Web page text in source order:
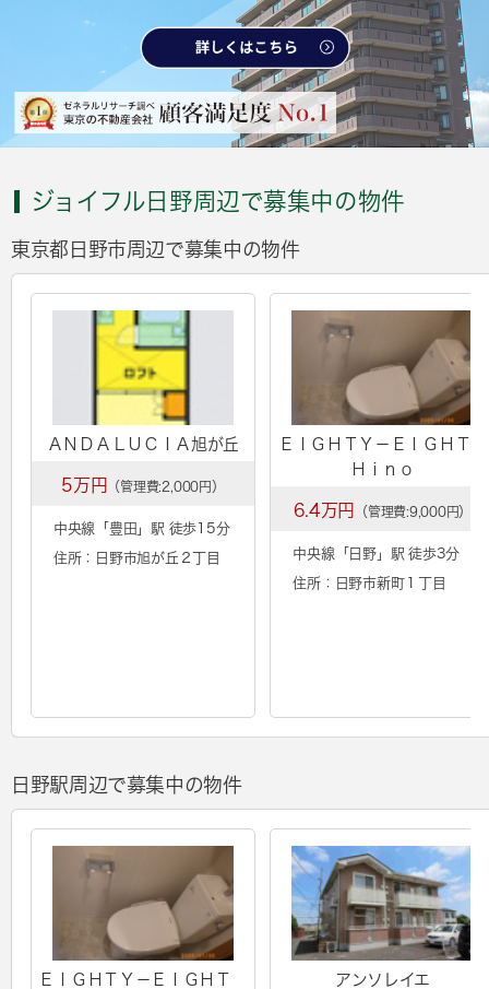
ジョイフル日野周辺で募集中の物件
東京都日野市周辺で募集中の物件
ＡＮＤＡＬＵＣＩＡ旭が丘
5万円 （管理費:2,000円）
中央線「 豊田 」駅 徒歩15分
住所：日野市旭が丘２丁目
ＥＩＧＨＴＹ－ＥＩＧＨＴ
Ｈｉｎｏ
6.4万円 （管理費:9,000円）
中央線「 日野」駅 徒歩3分
住所：日野市新町１丁目
日野駅周辺で募集中の物件
ＥＩＧＨＴＹ－ＥＩＧＨＴ
アンソレイエ